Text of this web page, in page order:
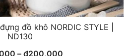
đồ khô NORDIC STYLE |
ND130
– ₫200,000